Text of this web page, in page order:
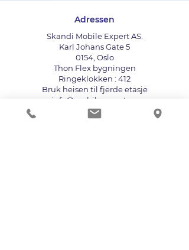
Adressen
Skandi Mobile Expert AS.
Karl Johans Gate 5
0154, Oslo
Thon Flex bygningen
Ringeklokken : 412
Bruk heisen til fjerde etasje
info@mobileexpert.no
+47 411 11 211